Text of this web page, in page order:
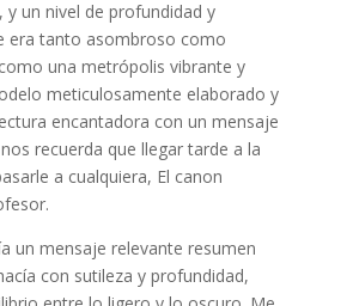
y un nivel de profundidad y
era tanto asombroso como
una metrópolis vibrante y
meticulosamente elaborado y
encantadora con un mensaje
recuerda que llegar tarde a la
a cualquiera, El canon
un mensaje relevante resumen
con sutileza y profundidad,